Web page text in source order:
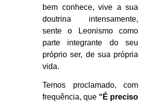
bem conhece, vive a sua
doutrina intensamente,
sente o Leonismo como
parte integrante do seu
próprio ser, de sua própria
vida.
Temos proclamado, com
frequência, que “É preciso